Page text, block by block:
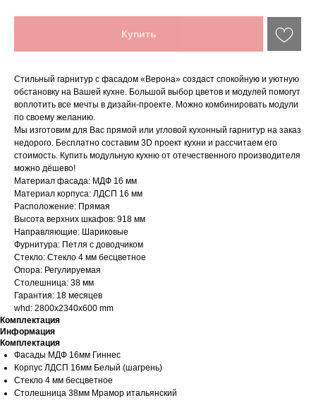
Купить
Стильный гарнитур с фасадом «Верона» создаст спокойную и уютную
обстановку на Вашей кухне. Большой выбор цветов и модулей помогут
воплотить все мечты в дизайн-проекте. Можно комбинировать модули
по своему желанию.
Мы изготовим для Вас прямой или угловой кухонный гарнитур на заказ
недорого. Бесплатно составим 3D проект кухни и рассчитаем его
стоимость. Купить модульную кухню от отечественного производителя
можно дёшево!
Материал фасада: МДФ 16 мм
Материал корпуса: ЛДСП 16 мм
Расположение: Прямая
Высота верхних шкафов: 918 мм
Направляющие: Шариковые
Фурнитура: Петля с доводчиком
Стекло: Стекло 4 мм бесцветное
Опора: Регулируемая
Столешница: 38 мм
Гарантия: 18 месяцев
whd: 2800x2340x600 mm
Комплектация
Информация
Комплектация
Фасады МДФ 16мм Гиннес
Корпус ЛДСП 16мм Белый (шагрень)
Стекло 4 мм бесцветное
Столешница 38мм Мрамор итальянский